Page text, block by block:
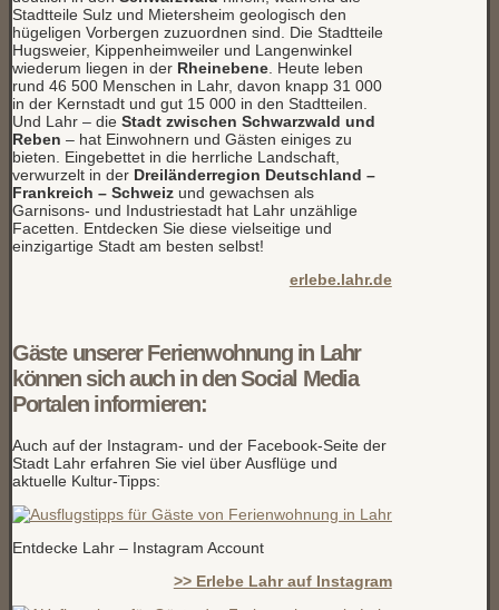
Stadtteile Sulz und Mietersheim geologisch den
hügeligen Vorbergen zuzuordnen sind. Die Stadtteile
Hugsweier, Kippenheimweiler und Langenwinkel
wiederum liegen in der Rheinebene. Heute leben
rund 46 500 Menschen in Lahr, davon knapp 31 000
in der Kernstadt und gut 15 000 in den Stadtteilen.
Und Lahr – die Stadt zwischen Schwarzwald und
Reben – hat Einwohnern und Gästen einiges zu
bieten. Eingebettet in die herrliche Landschaft,
verwurzelt in der Dreiländerregion Deutschland –
Frankreich – Schweiz und gewachsen als
Garnisons- und Industriestadt hat Lahr unzählige
Facetten. Entdecken Sie diese vielseitige und
einzigartige Stadt am besten selbst!
erlebe.lahr.de
Gäste unserer Ferienwohnung in Lahr
können sich auch in den Social Media
Portalen informieren:
Auch auf der Instagram- und der Facebook-Seite der
Stadt Lahr erfahren Sie viel über Ausflüge und
aktuelle Kultur-Tipps:
Entdecke Lahr – Instagram Account
>> Erlebe Lahr auf Instagram